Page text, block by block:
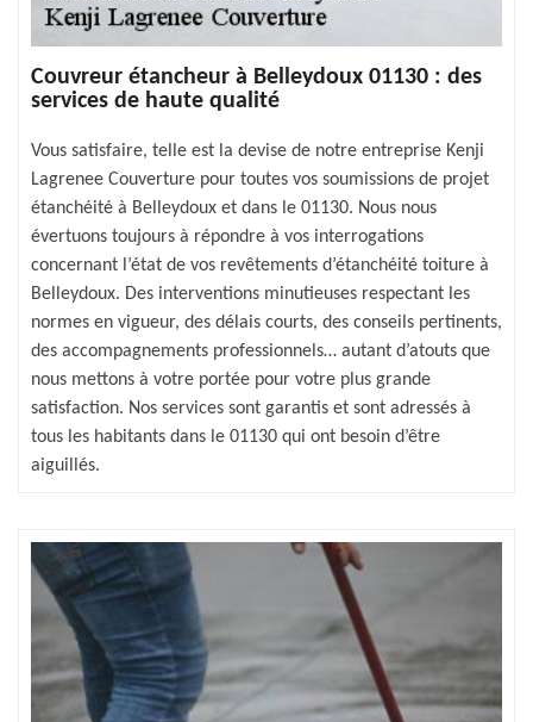
Couvreur étancheur à Belleydoux 01130 : des
services de haute qualité
Vous satisfaire, telle est la devise de notre entreprise Kenji
Lagrenee Couverture pour toutes vos soumissions de projet
étanchéité à Belleydoux et dans le 01130. Nous nous
évertuons toujours à répondre à vos interrogations
concernant l’état de vos revêtements d’étanchéité toiture à
Belleydoux. Des interventions minutieuses respectant les
normes en vigueur, des délais courts, des conseils pertinents,
des accompagnements professionnels… autant d’atouts que
nous mettons à votre portée pour votre plus grande
satisfaction. Nos services sont garantis et sont adressés à
tous les habitants dans le 01130 qui ont besoin d’être
aiguillés.